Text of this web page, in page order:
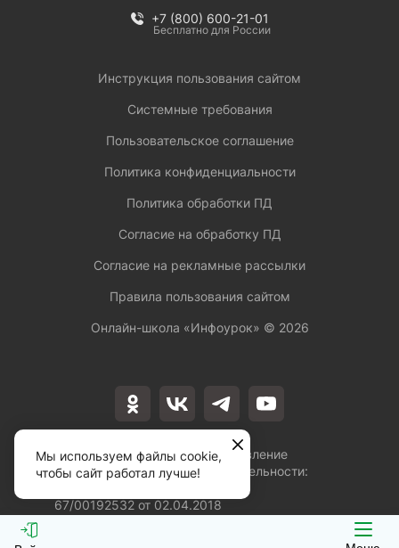
Лицензия на осуществление
образовательной деятельности:
67/00192532 от 02.04.2018
+7 (800) 600-21-01
Бесплатно для России
Инструкция пользования сайтом
Системные требования
Пользовательское соглашение
Политика конфиденциальности
Политика обработки ПД
Согласие на обработку ПД
Согласие на рекламные рассылки
Правила пользования сайтом
Онлайн-школа «Инфоурок» © 2026
Мы используем файлы cookie,
чтобы сайт работал лучше!